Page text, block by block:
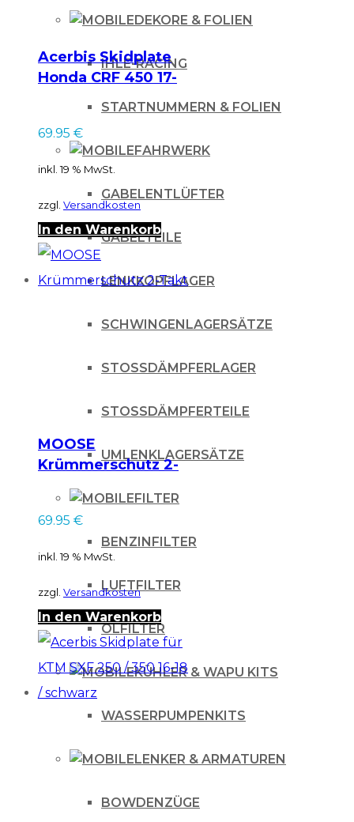
DEKORE & FOLIEN
IHLE-RACING
STARTNUMMERN & FOLIEN
FAHRWERK
GABELENTLÜFTER
GABELTEILE
LENKKOPFLAGER
SCHWINGENLAGERSÄTZE
STOSSDÄMPFERLAGER
STOSSDÄMPFERTEILE
UMLENKLAGERSÄTZE
FILTER
BENZINFILTER
LUFTFILTER
ÖLFILTER
KÜHLER & WAPU KITS
WASSERPUMPENKITS
LENKER & ARMATUREN
BOWDENZÜGE
Acerbis Skidplate
Honda CRF 450 17-
69.95 €
inkl. 19 % MwSt.
zzgl. Versandkosten
In den Warenkorb
MOOSE
Krümmerschutz 2-
Takt
69.95 €
inkl. 19 % MwSt.
zzgl. Versandkosten
In den Warenkorb